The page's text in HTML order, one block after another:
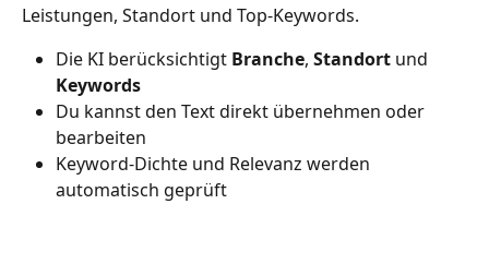
Leistungen, Standort und Top-Keywords.
Die KI berücksichtigt Branche, Standort und
Keywords
Du kannst den Text direkt übernehmen oder
bearbeiten
Keyword-Dichte und Relevanz werden
automatisch geprüft